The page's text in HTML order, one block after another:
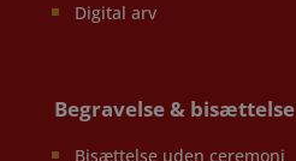
Digital arv
Begravelse & bisættelse
Bisættelse uden ceremoni